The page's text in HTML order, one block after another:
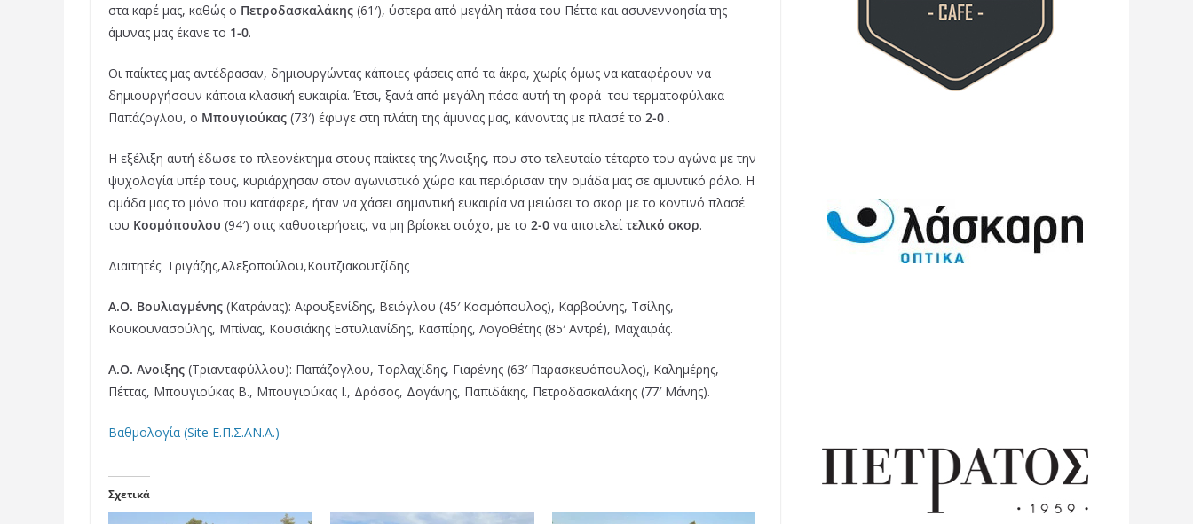
στα καρέ μας, καθώς ο Πετροδασκαλάκης (61′), ύστερα από μεγάλη πάσα του Πέττα και ασυνεννοησία της
άμυνας μας έκανε το 1-0.
Οι παίκτες μας αντέδρασαν, δημιουργώντας κάποιες φάσεις από τα άκρα, χωρίς όμως να καταφέρουν να
δημιουργήσουν κάποια κλασική ευκαιρία. Έτσι, ξανά από μεγάλη πάσα αυτή τη φορά του τερματοφύλακα
Παπάζογλου, ο Μπουγιούκας (73′) έφυγε στη πλάτη της άμυνας μας, κάνοντας με πλασέ το 2-0 .
Η εξέλιξη αυτή έδωσε το πλεονέκτημα στους παίκτες της Άνοιξης, που στο τελευταίο τέταρτο του αγώνα με την
ψυχολογία υπέρ τους, κυριάρχησαν στον αγωνιστικό χώρο και περιόρισαν την ομάδα μας σε αμυντικό ρόλο. Η
ομάδα μας το μόνο που κατάφερε, ήταν να χάσει σημαντική ευκαιρία να μειώσει το σκορ με το κοντινό πλασέ
του Κοσμόπουλου (94′) στις καθυστερήσεις, να μη βρίσκει στόχο, με το 2-0 να αποτελεί τελικό σκορ.
Διαιτητές: Τριγάζης,Αλεξοπούλου,Κουτζιακουτζίδης
Α.Ο. Βουλιαγμένης (Κατράνας): Αφουξενίδης, Βειόγλου (45′ Κοσμόπουλος), Καρβούνης, Τσίλης,
Κουκουνασούλης, Μπίνας, Κουσιάκης Εστυλιανίδης, Κασπίρης, Λογοθέτης (85′ Αντρέ), Μαχαιράς.
Α.Ο. Ανοιξης (Τριανταφύλλου): Παπάζογλου, Τορλαχίδης, Γιαρένης (63′ Παρασκευόπουλος), Καλημέρης,
Πέττας, Μπουγιούκας Β., Μπουγιούκας Ι., Δρόσος, Δογάνης, Παπιδάκης, Πετροδασκαλάκης (77′ Μάνης).
Βαθμολογία (Site Ε.Π.Σ.ΑΝ.Α.)
Σχετικά